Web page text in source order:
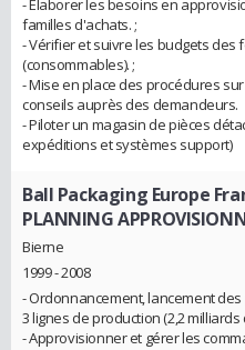
- Elaborer les besoins en
familles d'achats. ;
- Vérifier et suivre les budgets
(consommables). ;
- Mise en place des procédures
conseils auprès des demandeurs.
- Piloter un magasin de pièces
expéditions et systèmes support)
Ball Packaging Europe
PLANNING
Bierne
1999 - 2008
- Ordonnancement, lancement
3 lignes de production (2,2
- Approvisionner et gérer les